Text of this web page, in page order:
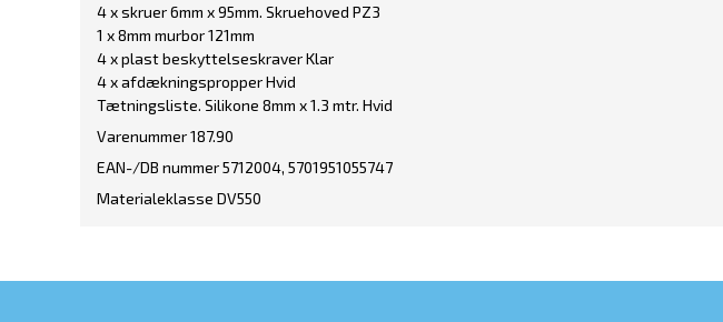
4 x skruer 6mm x 95mm. Skruehoved PZ3
1 x 8mm murbor 121mm
4 x plast beskyttelseskraver Klar
4 x afdækningspropper Hvid
Tætningsliste. Silikone 8mm x 1.3 mtr. Hvid
Varenummer 187.90
EAN-/DB nummer 5712004, 5701951055747
Materialeklasse DV550